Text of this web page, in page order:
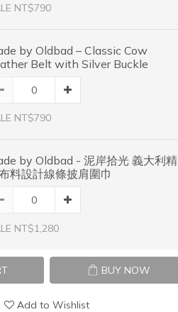
NT$790
by Oldbad – Classic Cow
Belt with Silver Buckle
NT$790
by Oldbad - 泥岸拾光 義大利精
料設計線條披肩圍巾
NT$1,280
BUY NOW
Add to Wishlist